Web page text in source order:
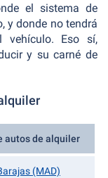
el sistema de
y donde no tendrá
vehículo. Eso sí,
y su carné de
autos de alquiler
(MAD)